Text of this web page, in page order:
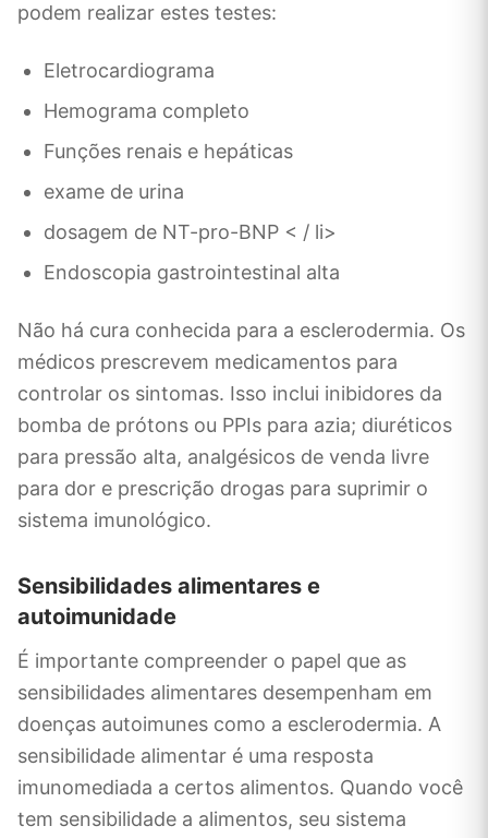
podem realizar estes testes:
Eletrocardiograma
Hemograma completo
Funções renais e hepáticas
exame de urina
dosagem de NT-pro-BNP < / li>
Endoscopia gastrointestinal alta
Não há cura conhecida para a esclerodermia. Os
médicos prescrevem medicamentos para
controlar os sintomas. Isso inclui inibidores da
bomba de prótons ou PPIs para azia; diuréticos
para pressão alta, analgésicos de venda livre
para dor e prescrição drogas para suprimir o
sistema imunológico.
Sensibilidades alimentares e
autoimunidade
É importante compreender o papel que as
sensibilidades alimentares desempenham em
doenças autoimunes como a esclerodermia. A
sensibilidade alimentar é uma resposta
imunomediada a certos alimentos. Quando você
tem sensibilidade a alimentos, seu sistema